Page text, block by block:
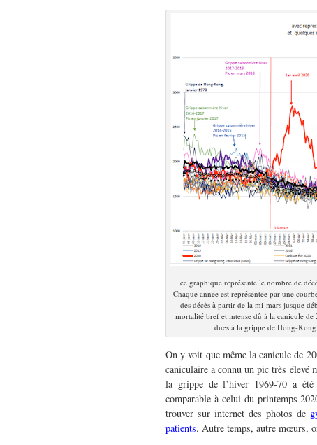
ce graphique représente le nombre de
Chaque année est représentée par une
des décès à partir de la mi-mars jusque
mortalité bref et intense dû à la canicule de
dues à la grippe de Hong-
On y voit que même la canicule de
caniculaire a connu un pic très élevé
la grippe de l’hiver 1969-70 a
comparable à celui du printemps
trouver sur internet des photos de
patients. Autre temps, autre mœurs,